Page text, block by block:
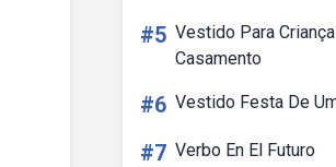
#5 Vestido Para
Casamento
#6 Vestido Festa De
#7 Verbo En El Futuro